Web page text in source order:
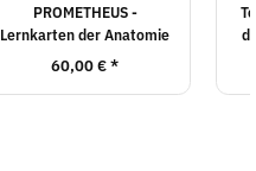
PROMETHEUS -
Lernkarten der Anatomie
60,00 €*